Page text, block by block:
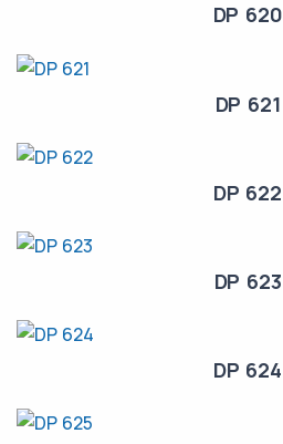
DP 620
DP 621
DP 622
DP 623
DP 624